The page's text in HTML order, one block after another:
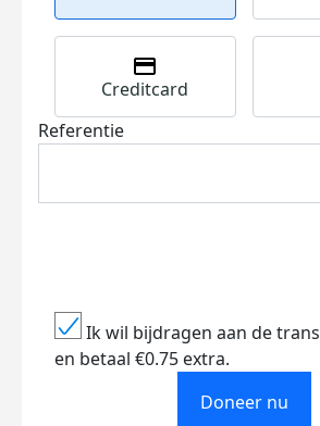
Creditcard
Referentie
Ik wil bijdragen aan de
en betaal €0.75 extra.
Doneer nu